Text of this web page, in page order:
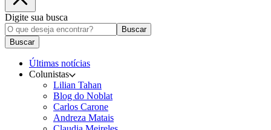
Digite sua busca
Buscar
Buscar
Últimas notícias
Colunistas
Lilian Tahan
Blog do Noblat
Carlos Carone
Andreza Matais